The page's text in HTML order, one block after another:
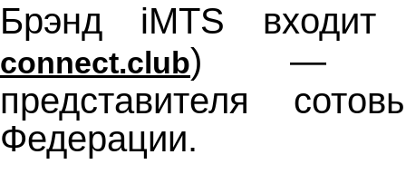
Брэнд iMTS
connect.club) —
представителя
Федерации.